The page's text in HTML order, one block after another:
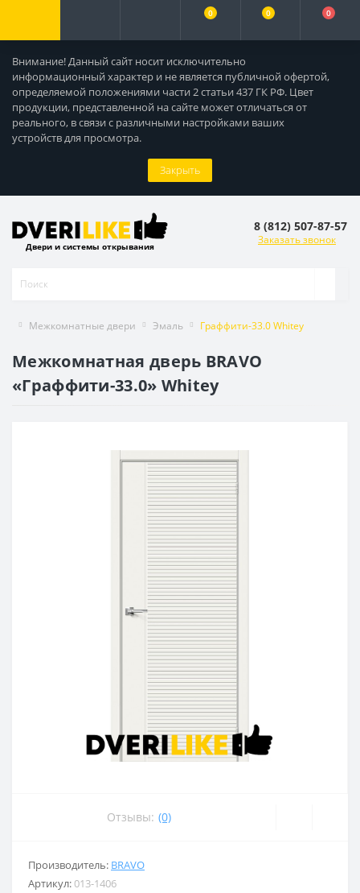
Внимание! Данный сайт носит исключительно
информационный характер и не является публичной офертой,
определяемой положениями части 2 статьи 437 ГК РФ. Цвет
продукции, представленной на сайте может отличаться от
реального, в связи с различными настройками ваших
устройств для просмотра.
Закрыть
0 0 0
Двери и системы открывания
8 (812) 507-87-57
Заказать звонок
Межкомнатные двери Эмаль Граффити-33.0 Whitey
Межкомнатная дверь BRAVO
«Граффити-33.0» Whitey
Отзывы: (0)
Производитель: BRAVO
Артикул:013-1406